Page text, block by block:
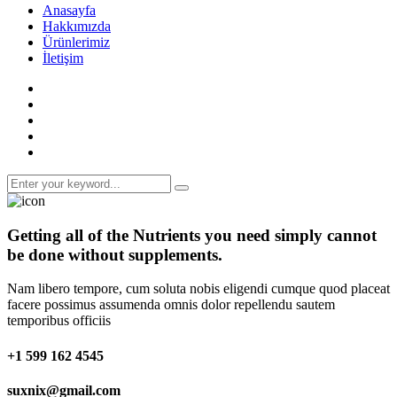
Anasayfa
Hakkımızda
Ürünlerimiz
İletişim
Getting all of the Nutrients you need simply cannot
be done without supplements.
Nam libero tempore, cum soluta nobis eligendi cumque quod placeat
facere possimus assumenda omnis dolor repellendu sautem
temporibus officiis
+1 599 162 4545
suxnix@gmail.com